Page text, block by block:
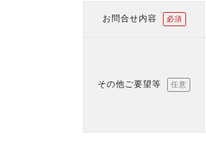
お問合せ内容 必須
その他ご要望等 任意